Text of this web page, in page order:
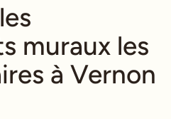
muraux les
à Vernon